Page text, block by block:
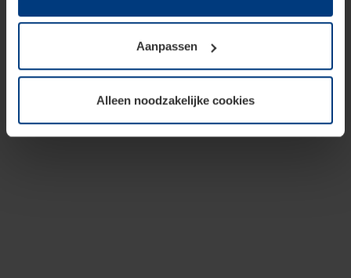
van deze pagina's absoluut vereist is. Voor alle andere
soorten cookies is uw toestemming benodigd. Uw
toestemming kunt u op elk moment bij de uitleg van de
wijzigen of herroepen.
Aanpassen
Alleen noodzakelijke cookies